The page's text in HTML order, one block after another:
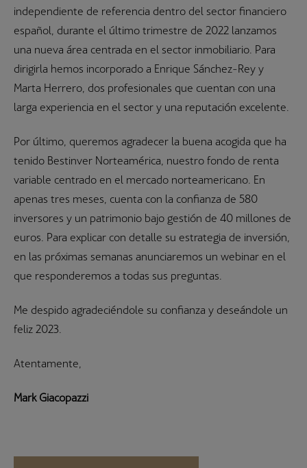
independiente de referencia dentro del sector financiero
español, durante el último trimestre de 2022 lanzamos
una nueva área centrada en el sector inmobiliario. Para
dirigirla hemos incorporado a Enrique Sánchez-Rey y
Marta Herrero, dos profesionales que cuentan con una
larga experiencia en el sector y una reputación excelente.
Por último, queremos agradecer la buena acogida que ha
tenido Bestinver Norteamérica, nuestro fondo de renta
variable centrado en el mercado norteamericano. En
apenas tres meses, cuenta con la confianza de 580
inversores y un patrimonio bajo gestión de 40 millones de
euros. Para explicar con detalle su estrategia de inversión,
en las próximas semanas anunciaremos un webinar en el
que responderemos a todas sus preguntas.
Me despido agradeciéndole su confianza y deseándole un
feliz 2023.
Atentamente,
Mark Giacopazzi